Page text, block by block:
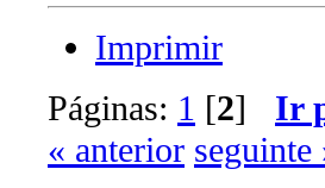
Imprimir
Páginas: 1 [2] Ir
« anterior seguinte